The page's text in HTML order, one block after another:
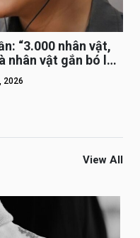
“3.000 nhân vật,
nhân vật gắn bó lâu
2026
View All